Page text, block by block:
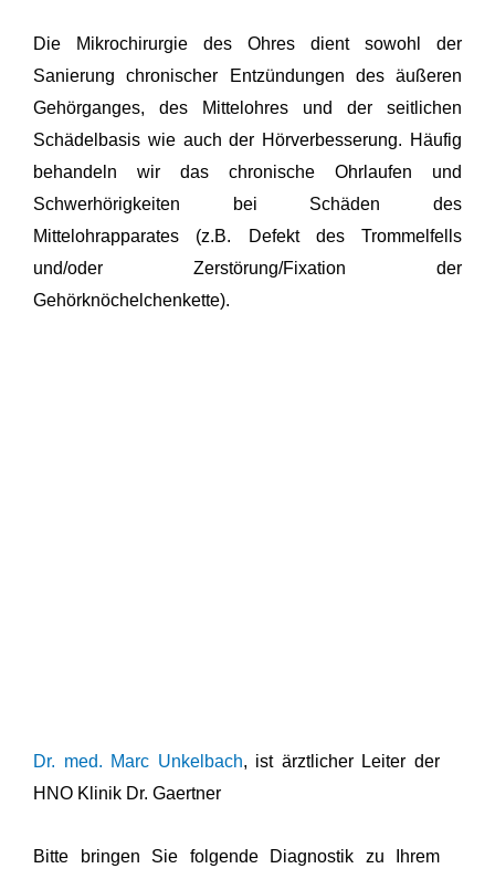
Die Mikrochirurgie des Ohres dient sowohl der
Sanierung chronischer Entzündungen des äußeren
Gehörganges, des Mittelohres und der seitlichen
Schädelbasis wie auch der Hörverbesserung. Häufig
behandeln wir das chronische Ohrlaufen und
Schwerhörigkeiten bei Schäden des
Mittelohrapparates (z.B. Defekt des Trommelfells
und/oder Zerstörung/Fixation der
Gehörknöchelchenkette).
Dr. med. Marc Unkelbach, ist ärztlicher Leiter der
HNO Klinik Dr. Gaertner
Bitte bringen Sie folgende Diagnostik zu Ihrem